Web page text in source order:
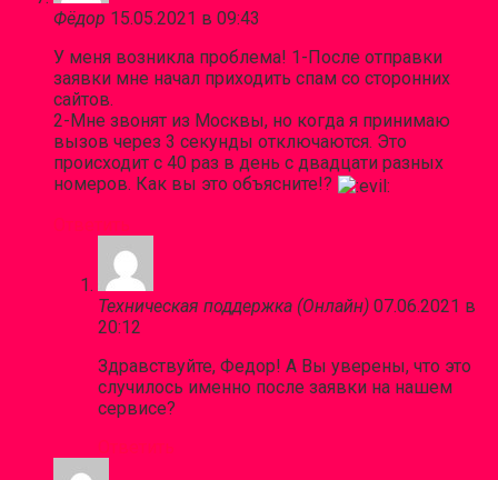
Фёдор 15.05.2021 в 09:43
У меня возникла проблема! 1-После отправки
заявки мне начал приходить спам со сторонних
сайтов.
2-Мне звонят из Москвы, но когда я принимаю
вызов через 3 секунды отключаются. Это
происходит с 40 раз в день с двадцати разных
номеров. Как вы это объясните!?
Техническая поддержка (Онлайн) 07.06.2021 в
20:12
Здравствуйте, Федор! А Вы уверены, что это
случилось именно после заявки на нашем
сервисе?